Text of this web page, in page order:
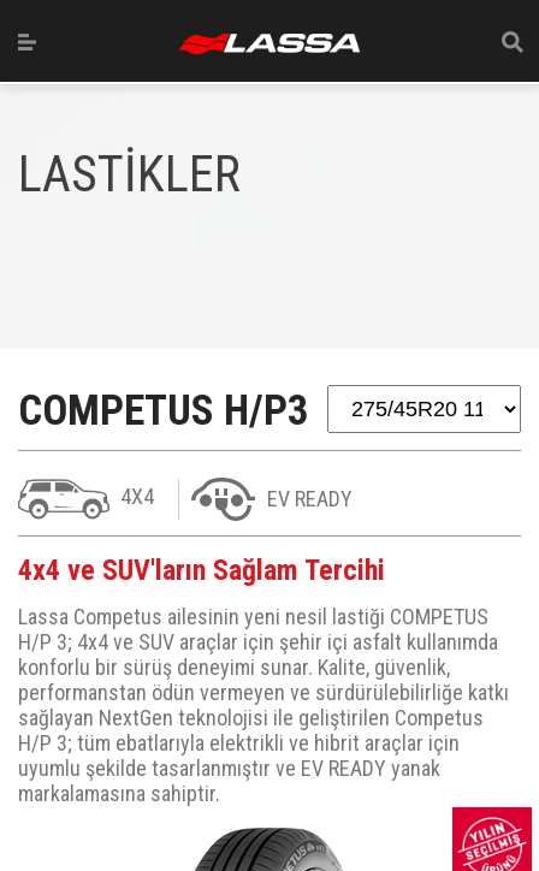
LASTİKLER
COMPETUS H/P3
4X4 EV READY
4x4 ve SUV'ların Sağlam Tercihi
Lassa Competus ailesinin yeni nesil lastiği COMPETUS
H/P 3; 4x4 ve SUV araçlar için şehir içi asfalt kullanımda
konforlu bir sürüş deneyimi sunar. Kalite, güvenlik,
performanstan ödün vermeyen ve sürdürülebilirliğe katkı
sağlayan NextGen teknolojisi ile geliştirilen Competus
H/P 3; tüm ebatlarıyla elektrikli ve hibrit araçlar için
uyumlu şekilde tasarlanmıştır ve EV READY yanak
markalamasına sahiptir.